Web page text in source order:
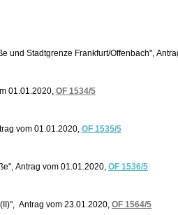
und Stadtgrenze Frankfurt/Offenbach",
01.01.2020, OF 1534/5
vom 01.01.2020, OF 1535/5
Antrag vom 01.01.2020, OF 1536/5
Antrag vom 23.01.2020, OF 1564/5